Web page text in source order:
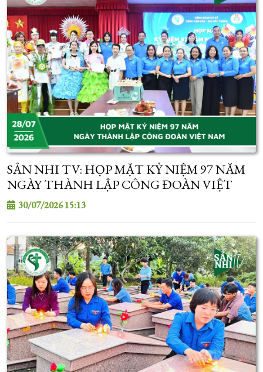
SẢN NHI TV: HỌP MẶT KỶ NIỆM 97 NĂM
NGÀY THÀNH LẬP CÔNG ĐOÀN VIỆT
NAM
30/07/2026 15:13